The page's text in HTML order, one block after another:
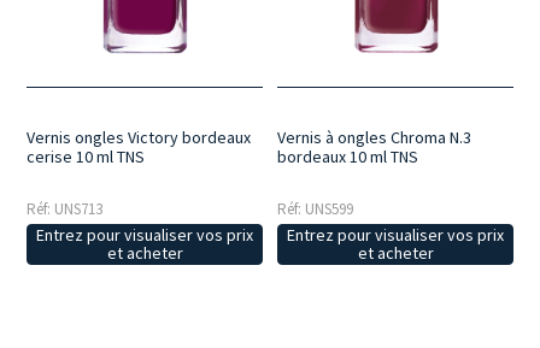
Vernis ongles Victory bordeaux
cerise 10 ml TNS
Réf: UNS713
Entrez pour visualiser vos prix
et acheter
Vernis à ongles Chroma N.3
bordeaux 10 ml TNS
Réf: UNS599
Entrez pour visualiser vos prix
et acheter